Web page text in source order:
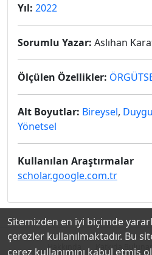
Yıl: 2022
Sorumlu Yazar: Aslıhan
Ölçülen Özellikler:
Alt Boyutlar: Bireysel,
Yönetsel
Kullanılan Araştırmalar
scholar.google.com.tr
Hakkında Katkıda
Sitemizden en iyi biçimde
çerezler kullanılmaktadır. Bu
çerez kullanımını kabul etmiş